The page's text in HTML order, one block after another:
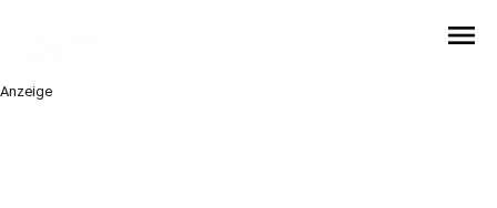
menu
Anzeige